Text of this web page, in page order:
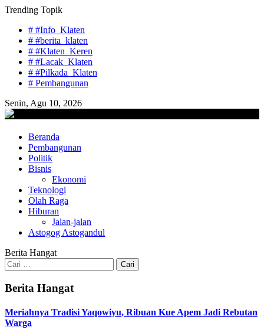
Skip
content
Trending Topik
# #Info_Klaten
# #berita_klaten
# #Klaten_Keren
# #Lacak_Klaten
# #Pilkada_Klaten
# Pembangunan
Senin, Agu 10, 2026
lacaknews.com
Lacak Gaya Baru
Beranda
Pembangunan
Politik
Bisnis
Ekonomi
Teknologi
Olah Raga
Hiburan
Jalan-jalan
Astogog Astogandul
Berita Hangat
Cari
untuk:
Berita Hangat
Meriahnya Tradisi Yaqowiyu, Ribuan Kue Apem Jadi Rebutan
Warga